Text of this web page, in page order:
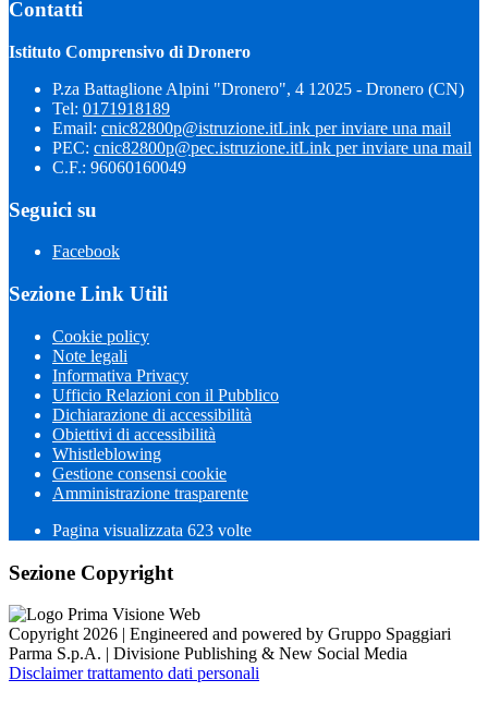
Contatti
Istituto Comprensivo di Dronero
P.za Battaglione Alpini "Dronero", 4 12025 - Dronero (CN)
Tel: 0171918189
Email: cnic82800p@istruzione.itLink per inviare una mail
PEC: cnic82800p@pec.istruzione.itLink per inviare una mail
C.F.: 96060160049
Seguici su
Facebook
Sezione Link Utili
Cookie policy
Note legali
Informativa Privacy
Ufficio Relazioni con il Pubblico
Dichiarazione di accessibilità
Obiettivi di accessibilità
Whistleblowing
Gestione consensi cookie
Amministrazione trasparente
Pagina visualizzata 623 volte
Sezione Copyright
Copyright 2026 | Engineered and powered by Gruppo Spaggiari
Parma S.p.A. | Divisione Publishing & New Social Media
Disclaimer trattamento dati personali